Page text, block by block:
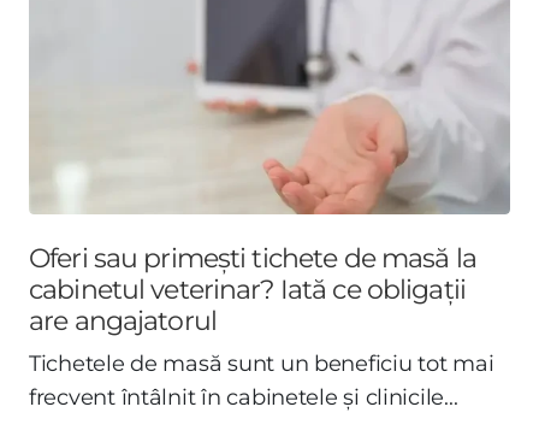
Oferi sau primești tichete de masă la
cabinetul veterinar? Iată ce obligații
are angajatorul
Tichetele de masă sunt un beneficiu tot mai
frecvent întâlnit în cabinetele și clinicile...